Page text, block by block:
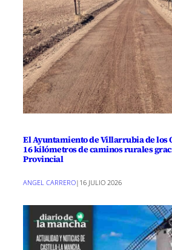
El Ayuntamiento de Villarrubia de los
16 kilómetros de caminos rurales
Provincial
ANGEL CARRERO| 16 JULIO 2026